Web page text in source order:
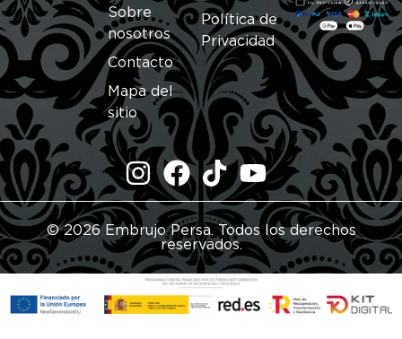
Sobre
nosotros
Contacto
Mapa del
sitio
Política de
Privacidad
© 2026 Embrujo Persa. Todos los derechos
reservados.